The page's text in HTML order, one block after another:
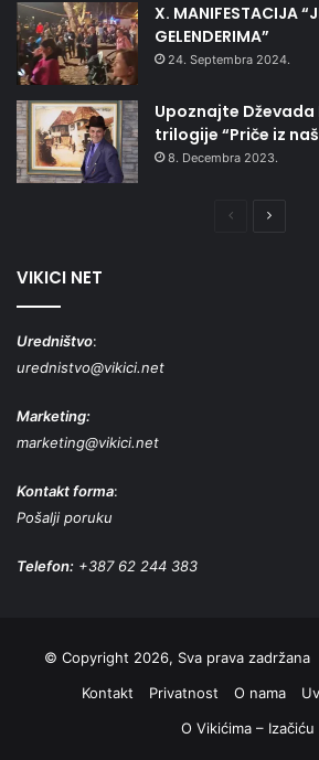
X. MANIFESTACIJA
GELENDERIMA”
24. Septembra 2024.
Upoznajte
trilogije “Priče iz
8. Decembra 2023.
PrethodnaNaredna
VIKICI NET
Uredništvo:
urednistvo@vikici.net
Marketing:
marketing@vikici.net
Kontakt forma:
Pošalji poruku
Telefon: +387 62 244 383
© Copyright 2026, Sva prava zadržana
Kontakt
Privatnost O nama
O Vikićima – Izačiću